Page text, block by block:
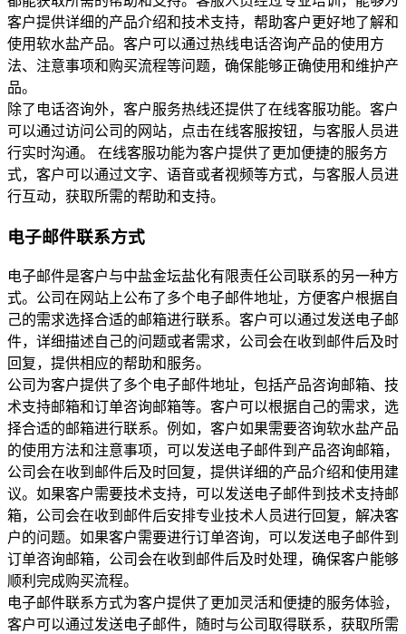
客户提供详细的产品介绍和技术支持，帮助客户更好地了解和
使用软水盐产品。客户可以通过热线电话咨询产品的使用方
法、注意事项和购买流程等问题，确保能够正确使用和维护产
品。
除了电话咨询外，客户服务热线还提供了在线客服功能。客户
可以通过访问公司的网站，点击在线客服按钮，与客服人员进
行实时沟通。 在线客服功能为客户提供了更加便捷的服务方
式，客户可以通过文字、语音或者视频等方式，与客服人员进
行互动，获取所需的帮助和支持。
电子邮件联系方式
电子邮件是客户与中盐金坛盐化有限责任公司联系的另一种方
式。公司在网站上公布了多个电子邮件地址，方便客户根据自
己的需求选择合适的邮箱进行联系。客户可以通过发送电子邮
件，详细描述自己的问题或者需求，公司会在收到邮件后及时
回复，提供相应的帮助和服务。
公司为客户提供了多个电子邮件地址，包括产品咨询邮箱、技
术支持邮箱和订单咨询邮箱等。客户可以根据自己的需求，选
择合适的邮箱进行联系。例如，客户如果需要咨询软水盐产品
的使用方法和注意事项，可以发送电子邮件到产品咨询邮箱，
公司会在收到邮件后及时回复，提供详细的产品介绍和使用建
议。如果客户需要技术支持，可以发送电子邮件到技术支持邮
箱，公司会在收到邮件后安排专业技术人员进行回复，解决客
户的问题。如果客户需要进行订单咨询，可以发送电子邮件到
订单咨询邮箱，公司会在收到邮件后及时处理，确保客户能够
顺利完成购买流程。
电子邮件联系方式为客户提供了更加灵活和便捷的服务体验，
客户可以通过发送电子邮件，随时与公司取得联系，获取所需